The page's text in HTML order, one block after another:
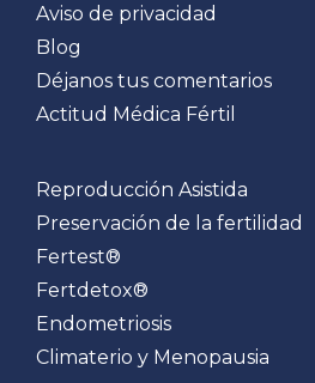
Aviso de privacidad
Blog
Déjanos tus comentarios
Actitud Médica Fértil
Reproducción Asistida
Preservación de la fertilidad
Fertest®
Fertdetox®
Endometriosis
Climaterio y Menopausia